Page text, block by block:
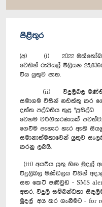
පිළිතුර
(අ) (i) 2022 ඔක්තෝබර්
වෙතින් රුපියල් මිලියන
විය යුතුව ඇත.
(ii) විදුලිබල මණ්ඩලය
සමාගම විසින් නඩත්තු කර
දත්ත පද්ධතිය තුළ "ප්‍රසිද්ධ
වෙනම වර්ගීකරණයක්
ගෙවීම පැහැර හැර ඇති
සමානාත්මතාවෙන් යුතුව
කරනු ලබයි.
(iii) අයවිය යුතු හිඟ මුදල්
විදුලිබල මණ්ඩලය විසින්
සහ කෙටි පණිවුඩ - SMS
අතර, විදුලි සම්බන්ධතා
මුදල් අය කර ගැනීමට - for